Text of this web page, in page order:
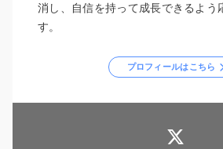
消し、自信を持って成長できるよう
す。
プロフィールはこちら